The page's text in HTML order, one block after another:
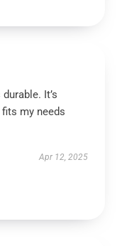
It’s
my needs
Apr 12, 2025